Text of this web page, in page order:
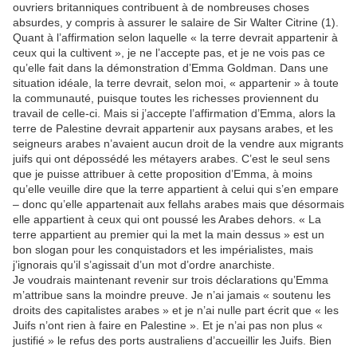
ouvriers britanniques contribuent à de nombreuses choses
absurdes, y compris à assurer le salaire de Sir Walter Citrine (1).
Quant à l’affirmation selon laquelle « la terre devrait appartenir à
ceux qui la cultivent », je ne l’accepte pas, et je ne vois pas ce
qu’elle fait dans la démonstration d’Emma Goldman. Dans une
situation idéale, la terre devrait, selon moi, « appartenir » à toute
la communauté, puisque toutes les richesses proviennent du
travail de celle-ci. Mais si j’accepte l’affirmation d’Emma, alors la
terre de Palestine devrait appartenir aux paysans arabes, et les
seigneurs arabes n’avaient aucun droit de la vendre aux migrants
juifs qui ont dépossédé les métayers arabes. C’est le seul sens
que je puisse attribuer à cette proposition d’Emma, à moins
qu’elle veuille dire que la terre appartient à celui qui s’en empare
– donc qu’elle appartenait aux fellahs arabes mais que désormais
elle appartient à ceux qui ont poussé les Arabes dehors. « La
terre appartient au premier qui la met la main dessus » est un
bon slogan pour les conquistadors et les impérialistes, mais
j’ignorais qu’il s’agissait d’un mot d’ordre anarchiste.
Je voudrais maintenant revenir sur trois déclarations qu’Emma
m’attribue sans la moindre preuve. Je n’ai jamais « soutenu les
droits des capitalistes arabes » et je n’ai nulle part écrit que « les
Juifs n’ont rien à faire en Palestine ». Et je n’ai pas non plus «
justifié » le refus des ports australiens d’accueillir les Juifs. Bien